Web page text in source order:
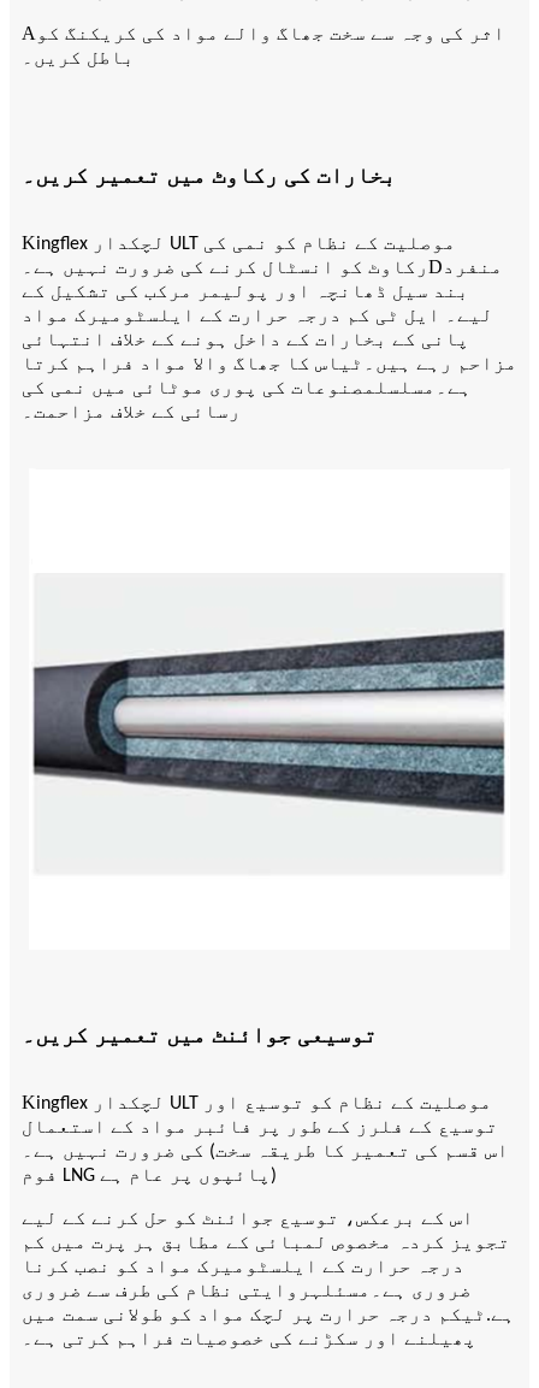
A اثر کی وجہ سے سخت جھاگ والے مواد کی کریکنگ کو
باطل کریں۔
بخارات کی رکاوٹ میں تعمیر کریں۔
Kingflex لچکدار ULT موصلیت کے نظام کو نمی کی
رکاوٹ کو انسٹال کرنے کی ضرورت نہیں ہے۔Dمنفرد
بند سیل ڈھانچہ اور پولیمر مرکب کی تشکیل کے
لیے۔ ایل ٹی کم درجہ حرارت کے ایلسٹومیرک مواد
پانی کے بخارات کے داخل ہونے کے خلاف انتہائی
مزاحم رہے ہیں۔ ٹی اس کا جھاگ والا مواد فراہم کرتا
ہے۔ مسلسل مصنوعات کی پوری موٹائی میں نمی کی
رسائی کے خلاف مزاحمت۔
توسیعی جوائنٹ میں تعمیر کریں۔
Kingflex لچکدار ULT موصلیت کے نظام کو توسیع اور
توسیع کے فلرز کے طور پر فائبر مواد کے استعمال
کی ضرورت نہیں ہے۔ (اس قسم کی تعمیر کا طریقہ سخت
فوم LNG پائپوں پر عام ہے)
اس کے برعکس، توسیع جوائنٹ کو حل کرنے کے لیے
تجویز کردہ مخصوص لمبائی کے مطابق ہر پرت میں کم
درجہ حرارت کے ایلسٹومیرک مواد کو نصب کرنا
ضروری ہے۔ مسئلہروایتی نظام کی طرف سے ضروری
ہے. ٹی کم درجہ حرارت پر لچک مواد کو طولانی سمت میں
پھیلنے اور سکڑنے کی خصوصیات فراہم کرتی ہے۔